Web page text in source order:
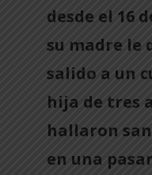
desde el 16
su madre le
salido a un
hija de tres
hallaron
en una